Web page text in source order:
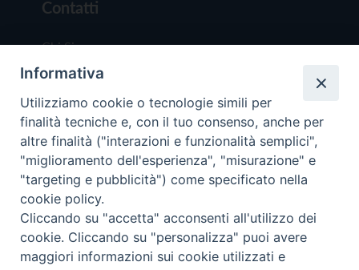
Contatti
Chi Siamo
Redazione
Scrivici
Copyright © 2019 - Tutti i diritti riservati - Vita
Trentina Editrice
Privacy Policy
Informativa
Utilizziamo cookie o tecnologie simili per
finalità tecniche e, con il tuo consenso, anche per
altre finalità ("interazioni e funzionalità semplici",
"miglioramento dell'esperienza", "misurazione" e
"targeting e pubblicità") come specificato nella
cookie policy.
Cliccando su "accetta" acconsenti all'utilizzo dei
cookie. Cliccando su "personalizza" puoi avere
maggiori informazioni sui cookie utilizzati e